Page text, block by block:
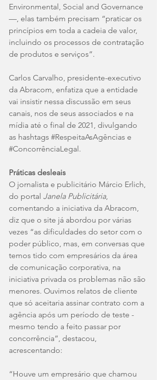
Environmental, Social and Governance
—, elas também precisam “praticar os
princípios em toda a cadeia de valor,
incluindo os processos de contratação
de produtos e serviços”.
Carlos Carvalho, presidente-executivo
da Abracom, enfatiza que a entidade
vai insistir nessa discussão em seus
canais, nos de seus associados e na
mídia até o final de 2021, divulgando
as hashtags #RespeitaAsAgências e
#ConcorrênciaLegal.
Práticas desleais
O jornalista e publicitário Márcio Erlich,
do portal Janela Publicitária,
comentando a iniciativa da Abracom,
diz que o site já abordou por várias
vezes “as dificuldades do setor com o
poder público, mas, em conversas que
temos tido com empresários da área
de comunicação corporativa, na
iniciativa privada os problemas não são
menores. Ouvimos relatos de cliente
que só aceitaria assinar contrato com a
agência após um período de teste -
mesmo tendo a feito passar por
concorrência”, destacou,
acrescentando:
“Houve um empresário que chamou